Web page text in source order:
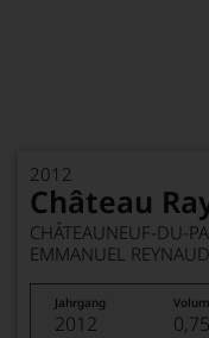
2012
Château
CHÂTEAUNEUF-DU-
EMMANUEL REYNAUD
Jahrgang
2012